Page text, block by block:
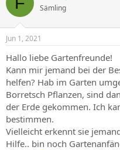
Sämling
Jun 1, 2021
Hallo liebe Gartenfreunde!
Kann mir jemand bei der
helfen? Hab im Garten
Borretsch Pflanzen, sind
der Erde gekommen. Ich
bestimmen.
Vielleicht erkennt sie
Hilfe.. bin noch